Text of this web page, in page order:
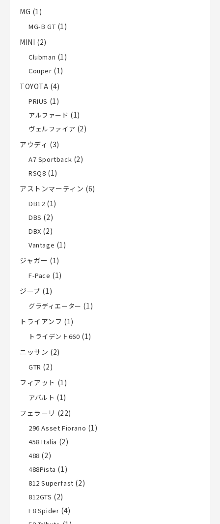
MG (1)
MG-B GT (1)
MINI (2)
Clubman (1)
Couper (1)
TOYOTA (4)
PRIUS (1)
アルファード (1)
ヴェルファイア (2)
アウディ (3)
A7 Sportback (2)
RSQ8 (1)
アストンマーティン (6)
DB12 (1)
DBS (2)
DBX (2)
Vantage (1)
ジャガー (1)
F-Pace (1)
ジープ (1)
グラディエーター (1)
トライアンフ (1)
トライデント660 (1)
ニッサン (2)
GTR (2)
フィアット (1)
アバルト (1)
フェラーリ (22)
296 Asset Fiorano (1)
458 Italia (2)
488 (2)
488Pista (1)
812 Superfast (2)
812GTS (2)
F8 Spider (4)